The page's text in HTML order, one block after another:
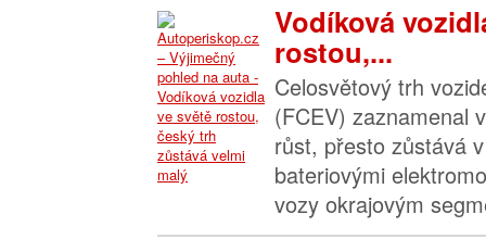
Vodíková
rostou,...
Celosvětový trh
(FCEV) zaznamenal
růst, přesto zůstává
bateriovými
vozy okrajovým